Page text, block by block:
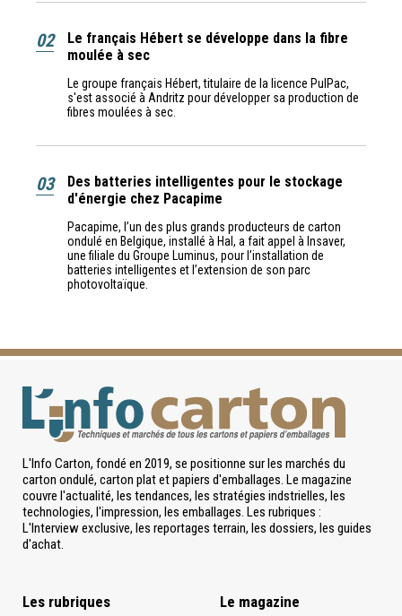
02
Le français Hébert se développe dans la fibre
moulée à sec
Le groupe français Hébert, titulaire de la licence PulPac,
s'est associé à Andritz pour développer sa production de
fibres moulées à sec.
03
Des batteries intelligentes pour le stockage
d'énergie chez Pacapime
Pacapime, l’un des plus grands producteurs de carton
ondulé en Belgique, installé à Hal, a fait appel à Insaver,
une filiale du Groupe Luminus, pour l’installation de
batteries intelligentes et l’extension de son parc
photovoltaïque.
L'Info Carton, fondé en 2019, se positionne sur les marchés du
carton ondulé, carton plat et papiers d'emballages. Le magazine
couvre l'actualité, les tendances, les stratégies indstrielles, les
technologies, l'impression, les emballages. Les rubriques :
L'Interview exclusive, les reportages terrain, les dossiers, les guides
d'achat.
Les rubriques Le magazine